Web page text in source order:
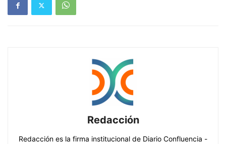
Redacción
Redacción es la firma institucional de Diario Confluencia -